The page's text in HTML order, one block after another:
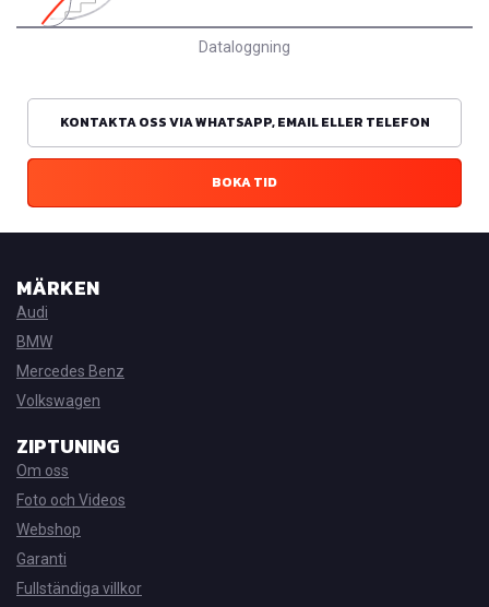
Dataloggning
KONTAKTA OSS VIA WHATSAPP, EMAIL ELLER TELEFON
BOKA TID
MÄRKEN
Audi
BMW
Mercedes Benz
Volkswagen
ZIPTUNING
Om oss
Foto och Videos
Webshop
Garanti
Fullständiga villkor